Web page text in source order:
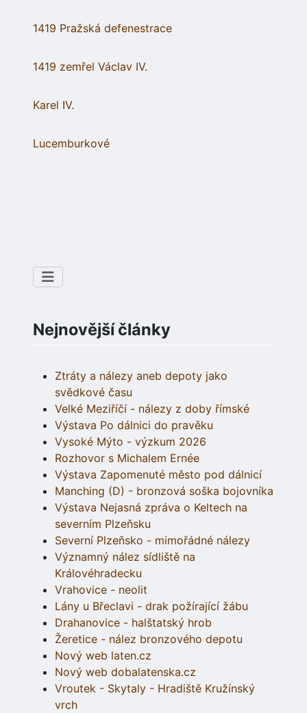
1419 Pražská defenestrace
1419 zemřel Václav IV.
Karel IV.
Lucemburkové
Nejnovější články
Ztráty a nálezy aneb depoty jako
svědkové času
Velké Meziříčí - nálezy z doby římské
Výstava Po dálnici do pravěku
Vysoké Mýto - výzkum 2026
Rozhovor s Michalem Ernée
Výstava Zapomenuté město pod dálnicí
Manching (D) - bronzová soška bojovníka
Výstava Nejasná zpráva o Keltech na
severním Plzeňsku
Severní Plzeňsko - mimořádné nálezy
Významný nález sídliště na
Královéhradecku
Vrahovice - neolit
Lány u Břeclavi - drak požírající žábu
Drahanovice - halštatský hrob
Žeretice - nález bronzového depotu
Nový web laten.cz
Nový web dobalatenska.cz
Vroutek - Skytaly - Hradiště Kružínský
vrch